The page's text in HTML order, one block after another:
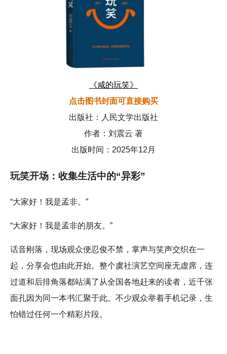
《咸的玩笑》
点击图书封面可直接购买
出版社：人民文学出版社
作者：刘震云 著
出版时间：2025年12月
玩笑开场：收集生活中的“异彩”
“大家好！我是孟非。”
“大家好！我是孟非的朋友。”
话音刚落，现场观众便忍俊不禁，掌声与笑声交织在一
起，分享会也由此开始。整个虞社演艺空间座无虚席，连
过道和后排角落都站满了从全国各地赶来的读者，近千张
面孔因为同一本书汇聚于此。不少观众举着手机记录，生
怕错过任何一个精彩片段。